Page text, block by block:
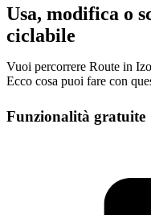
Usa, modifica o
ciclabile
Vuoi percorrere Route in
Ecco cosa puoi fare con
Funzionalità gratuite